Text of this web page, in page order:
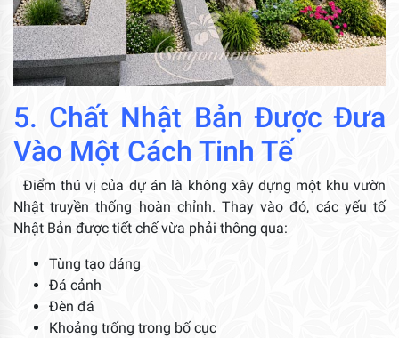
5. Chất Nhật Bản Được Đưa
Vào Một Cách Tinh Tế
Điểm thú vị của dự án là không xây dựng một khu vườn
Nhật truyền thống hoàn chỉnh. Thay vào đó, các yếu tố
Nhật Bản được tiết chế vừa phải thông qua:
Tùng tạo dáng
Đá cảnh
Đèn đá
Khoảng trống trong bố cục